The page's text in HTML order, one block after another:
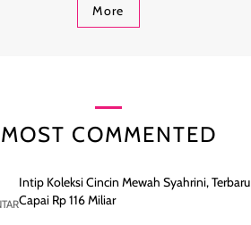
More
MOST COMMENTED
Intip Koleksi Cincin Mewah Syahrini, Terbaru
Capai Rp 116 Miliar